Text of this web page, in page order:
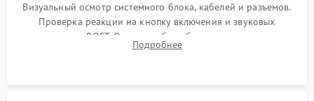
Визуальный осмотр системного блока, кабелей и разъемов.
Проверка реакции на кнопку включения и звуковых
сигналов POST. Оценка работы блока питания для
локализации базовых неисправностей без полного разбора.
Подробнее